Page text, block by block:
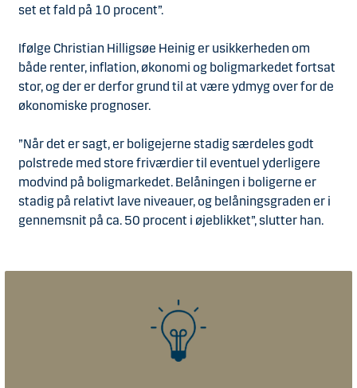
set et fald på 10 procent”.
Ifølge Christian Hilligsøe Heinig er usikkerheden om
både renter, inflation, økonomi og boligmarkedet fortsat
stor, og der er derfor grund til at være ydmyg over for de
økonomiske prognoser.
”Når det er sagt, er boligejerne stadig særdeles godt
polstrede med store friværdier til eventuel yderligere
modvind på boligmarkedet. Belåningen i boligerne er
stadig på relativt lave niveauer, og belåningsgraden er i
gennemsnit på ca. 50 procent i øjeblikket”, slutter han.